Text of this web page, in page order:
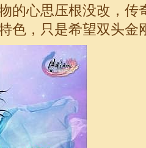
的心思压根没改，传
色，只是希望双头金